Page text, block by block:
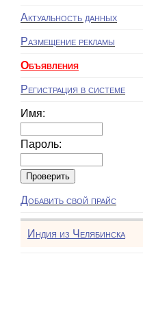
Актуальность данных
Размещение рекламы
Объявления
Регистрация в системе
Имя:
Пароль:
Добавить свой прайс
Индия из Челябинска